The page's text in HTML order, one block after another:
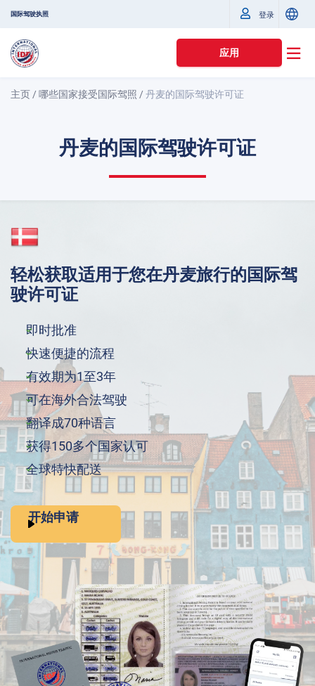
国际驾驶执照 登录
应用
主页 /哪些国家接受国际驾照 /丹麦的国际驾驶许可证
丹麦的国际驾驶许可证
轻松获取适用于您在丹麦旅行的国际驾
驶许可证
即时批准
快速便捷的流程
有效期为1至3年
可在海外合法驾驶
翻译成70种语言
获得150多个国家认可
全球特快配送
开始申请